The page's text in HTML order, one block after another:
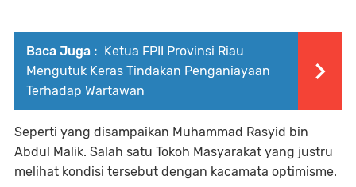
Baca Juga : Ketua FPII Provinsi Riau
Mengutuk Keras Tindakan Penganiayaan
Terhadap Wartawan
Seperti yang disampaikan Muhammad Rasyid bin
Abdul Malik. Salah satu Tokoh Masyarakat yang justru
melihat kondisi tersebut dengan kacamata optimisme.